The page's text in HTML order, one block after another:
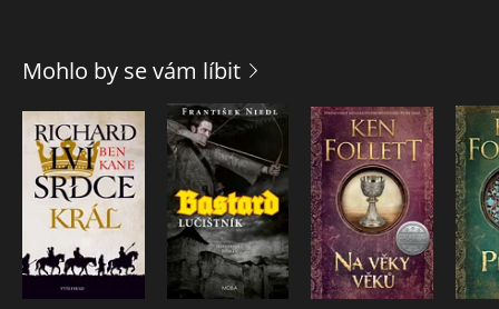
Mohlo by se vám líbit